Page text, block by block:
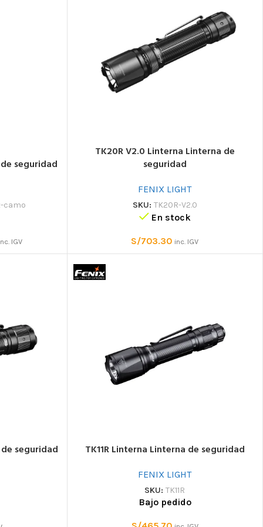
AMORTIGUADORES Y
Absorbedores de energía
ACCESORIOS
Cuchillos
Botiquines de primeros
seguridad
camo
IGV
TK20R V2.0 Linterna Linterna de
seguridad
FENIX LIGHT
SKU: TK20R-V2.0
En stock
S/703.30 inc. IGV
seguridad TK11R Linterna Linterna de seguridad
FENIX LIGHT
SKU:TK11R
Bajo pedido